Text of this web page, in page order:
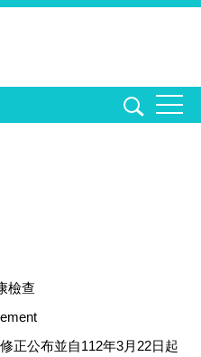
檢查
正公布並自112年3月22日起